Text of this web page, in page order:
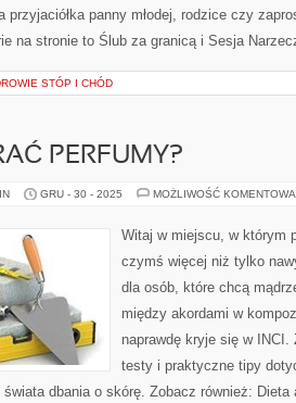
przyjaciółka panny młodej, rodzice czy
na stronie to Ślub za granicą i Sesja
STÓP I CHÓD
PERFUMY?
GRU - 30 - 2025 MOŻLIWOŚĆ
Witaj w miejscu, w którym
czymś więcej niż tylko
dla osób, które chcą
między akordami w
naprawdę kryje się w
testy i praktyczne tipy
dbania o skórę. Zobacz również: Dieta